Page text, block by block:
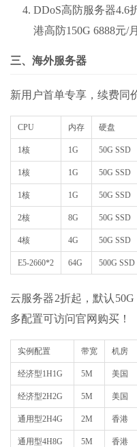
DDoS高防服务器4.6
港高防150G 6888元/
三、海外服务器
新用户首单专享，续费同
CPU 内存 硬盘
1核 1G 50G SSD
1核 1G 50G SSD
1核 1G 50G SSD
2核 8G 50G SSD
4核 4G 50G SSD
E5-2660*2 64G 500G SSD
云服务器2折起，默认
多配置可访问官网购买！
实例配置 带宽 机房
经济型1H1G 5M 美国
经济型2H2G 5M 美国
通用型2H4G 2M 香港
通用型4H8G 5M 香港